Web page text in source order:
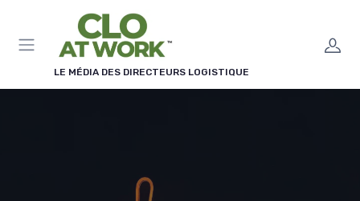
LE MÉDIA DES DIRECTEURS LOGISTIQUE
Panneau de gestion des cookies